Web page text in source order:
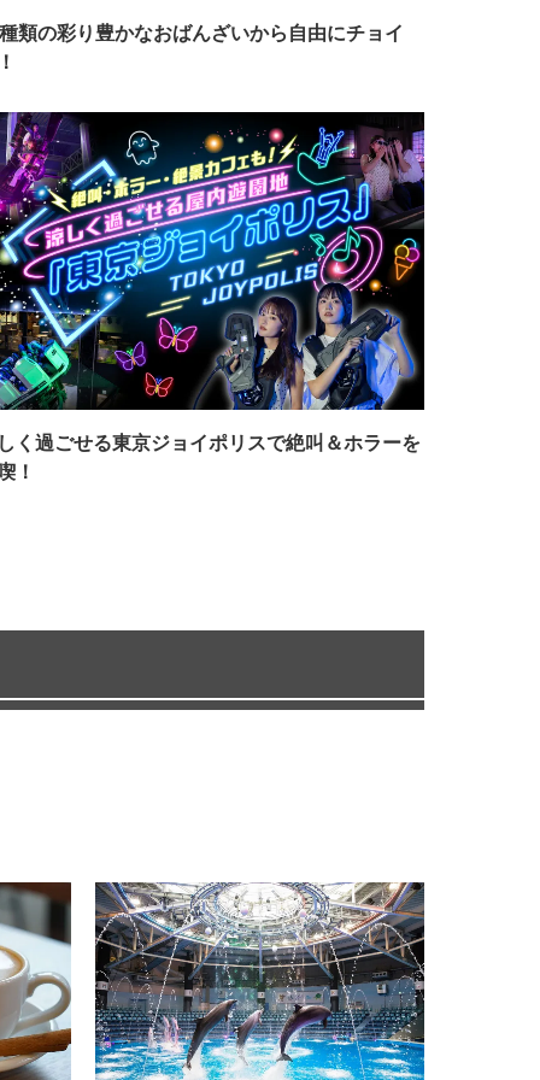
類の彩り豊かなおばんざいから自由にチョイ
く過ごせる東京ジョイポリスで絶叫＆ホラーを
！